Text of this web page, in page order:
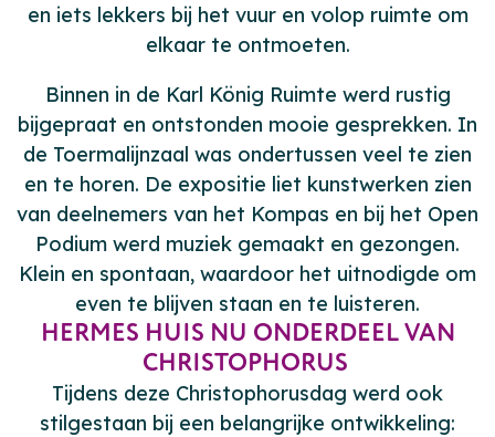
en iets lekkers bij het vuur en volop ruimte om
elkaar te ontmoeten.
Binnen in de Karl König Ruimte werd rustig
bijgepraat en ontstonden mooie gesprekken. In
de Toermalijnzaal was ondertussen veel te zien
en te horen. De expositie liet kunstwerken zien
van deelnemers van het Kompas en bij het Open
Podium werd muziek gemaakt en gezongen.
Klein en spontaan, waardoor het uitnodigde om
even te blijven staan en te luisteren.
HERMES HUIS NU ONDERDEEL VAN
CHRISTOPHORUS
Tijdens deze Christophorusdag werd ook
stilgestaan bij een belangrijke ontwikkeling: